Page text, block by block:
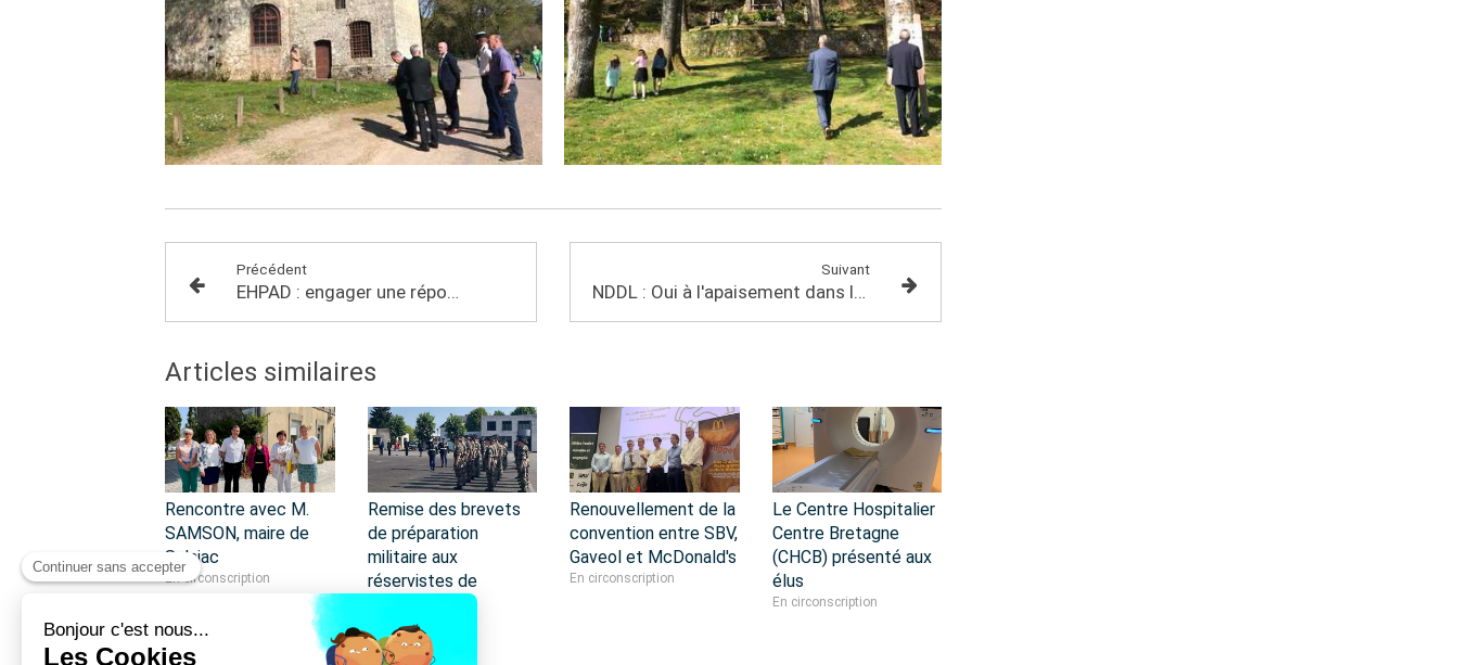
Précédent
EHPAD : engager une réponse à long terme
Suivant
NDDL : Oui à l'apaisement dans le respect des règles républicaines
Articles similaires
Rencontre avec M.
SAMSON, maire de
Sulniac
En circonscription
Remise des brevets
de préparation
militaire aux
réservistes de
En circonscription
Renouvellement de la
convention entre SBV,
Gaveol et McDonald's
En circonscription
Le Centre Hospitalier
Centre Bretagne
(CHCB) présenté aux
élus
En circonscription